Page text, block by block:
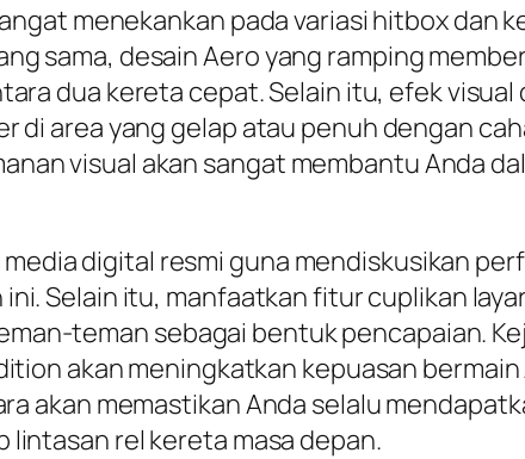
menekankan pada variasi hitboxdan
sama, desain Aero yang ramping
dua kereta cepat. Selain itu, efek visual
di area yang gelap atau penuh dengan
visual akan sangat membantu Anda
digital resmi guna mendiskusikan
Selain itu, manfaatkan fitur cuplikan
teman sebagai bentuk pencapaian.
akan meningkatkan kepuasan
akan memastikan Anda selalu
lintasan rel kereta masa depan.